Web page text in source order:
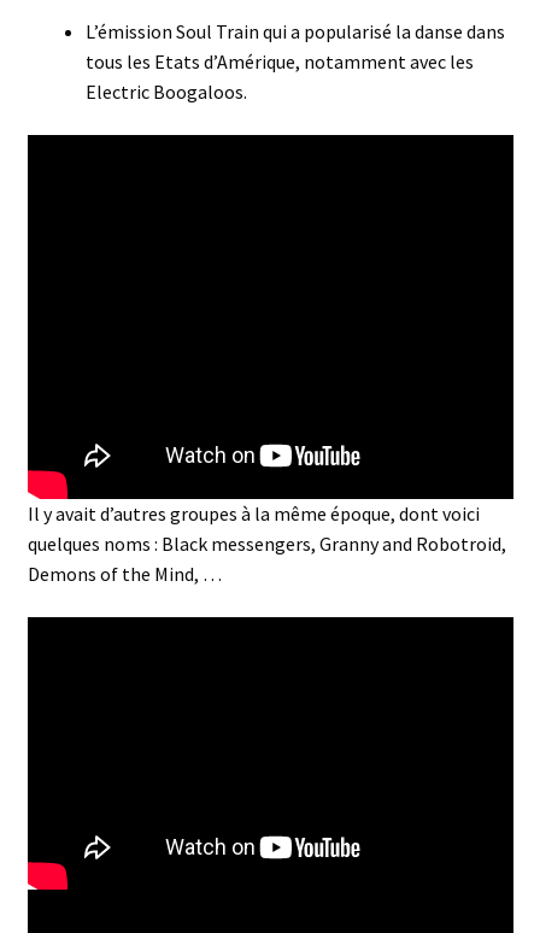
L’émission Soul Train qui a popularisé la danse dans
tous les Etats d’Amérique, notamment avec les
Electric Boogaloos.
Il y avait d’autres groupes à la même époque, dont voici
quelques noms : Black messengers, Granny and Robotroid,
Demons of the Mind, …